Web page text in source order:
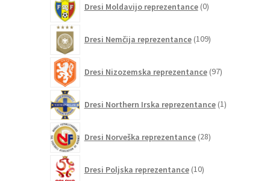
Dresi Moldavijo reprezentance 0izdelkov
Dresi Nemčija reprezentance 109izdelkov
Dresi Nizozemska reprezentance 97izdelkov
Dresi Northern Irska reprezentance 1izdelek
Dresi Norveška reprezentance 28izdelkov
Dresi Poljska reprezentance 10izdelkov